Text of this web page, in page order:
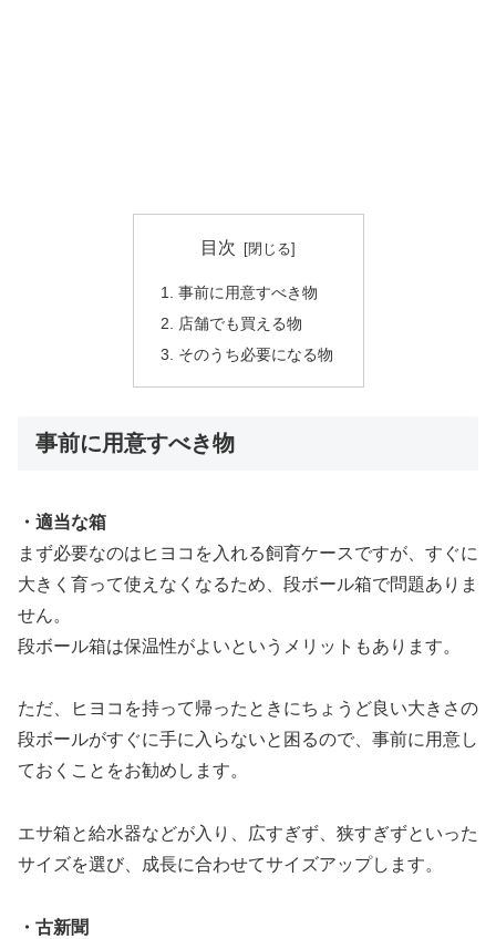
目次
事前に用意すべき物
店舗でも買える物
そのうち必要になる物
事前に用意すべき物
・適当な箱
まず必要なのはヒヨコを入れる飼育ケースですが、すぐに
大きく育って使えなくなるため、段ボール箱で問題ありま
せん。
段ボール箱は保温性がよいというメリットもあります。
ただ、ヒヨコを持って帰ったときにちょうど良い大きさの
段ボールがすぐに手に入らないと困るので、事前に用意し
ておくことをお勧めします。
エサ箱と給水器などが入り、広すぎず、狭すぎずといった
サイズを選び、成長に合わせてサイズアップします。
・古新聞